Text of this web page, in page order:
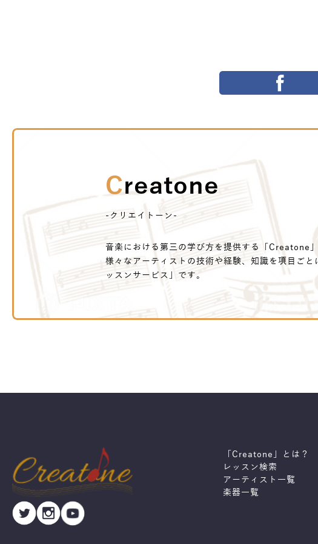
Creatone
-クリエイトーン-
音楽における第三の学び方を提供する「Creatone」
様々なアーティストの技術や経験、知識を項目ご
ッスンサービス」です。
「Creatone」とは？
レッスン検索
アーティスト一覧
楽器一覧